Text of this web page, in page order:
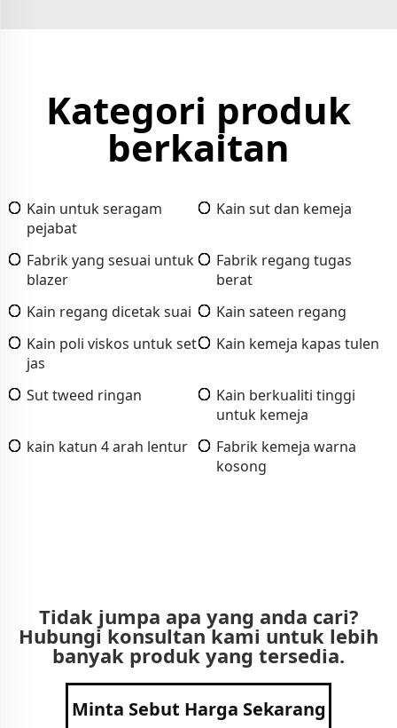
Kategori produk
berkaitan
Kain untuk seragam
pejabat
Kain sut dan kemeja
Fabrik yang sesuai untuk
blazer
Fabrik regang tugas
berat
Kain regang dicetak suai
Kain sateen regang
Kain poli viskos untuk set
jas
Kain kemeja kapas tulen
Sut tweed ringan
Kain berkualiti tinggi
untuk kemeja
kain katun 4 arah lentur
Fabrik kemeja warna
kosong
Tidak jumpa apa yang anda cari?
Hubungi konsultan kami untuk lebih
banyak produk yang tersedia.
Minta Sebut Harga Sekarang